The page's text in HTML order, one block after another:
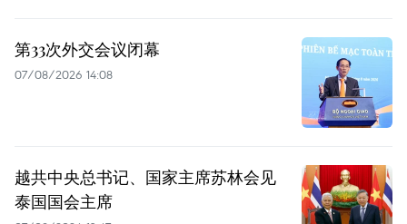
第33次外交会议闭幕
07/08/2026 14:08
越共中央总书记、国家主席苏林会见
泰国国会主席